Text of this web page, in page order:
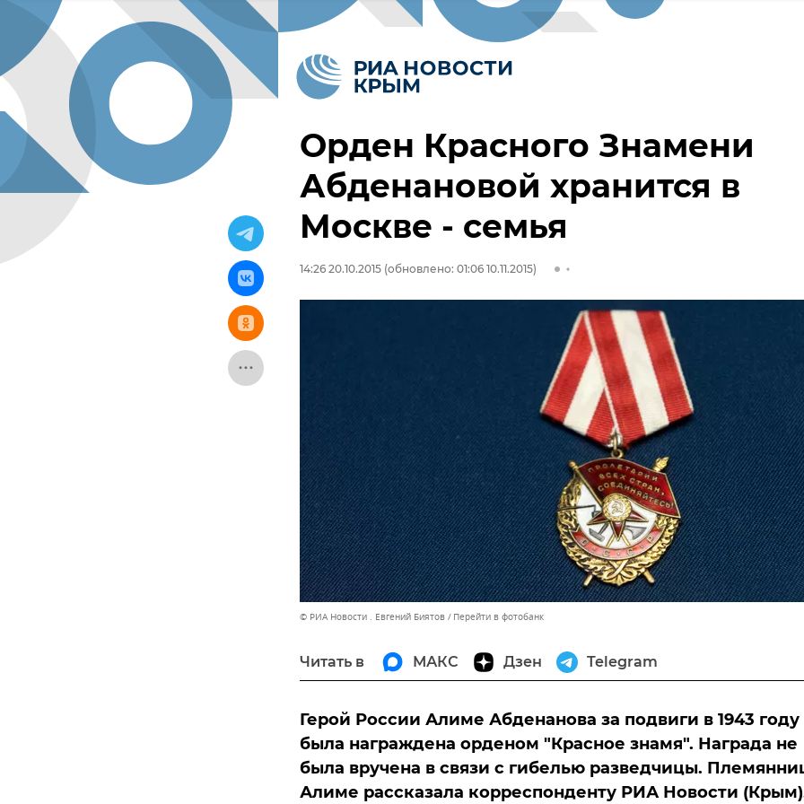
Орден Красного Знамени
Абденановой хранится в
Москве - семья
14:26 20.10.2015 (обновлено: 01:06 10.11.2015)
© РИА Новости . Евгений Биятов Перейти в фотобанк
Читать в МАКС Дзен Telegram
Герой России Алиме Абденанова за подвиги в 1943 году
была награждена орденом "Красное знамя". Награда не
была вручена в связи с гибелью разведчицы.
Алиме рассказала корреспонденту РИА Новости